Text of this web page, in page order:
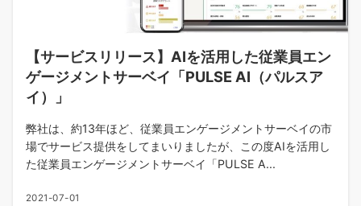
【サービスリリース】AIを活用した従業員エン
ゲージメントサーベイ「PULSE AI（パルスア
イ）」
弊社は、約13年ほど、従業員エンゲージメントサーベイの市
場でサービス提供をしてまいりましたが、この度AIを活用し
た従業員エンゲージメントサーベイ「PULSE A...
2021-07-01